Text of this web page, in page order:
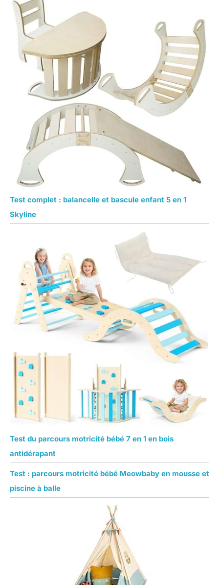
Test complet : balancelle et bascule enfant 5 en 1
Skyline
Test du parcours motricité bébé 7 en 1 en bois
antidérapant
Test : parcours motricité bébé Meowbaby en mousse et
piscine à balle